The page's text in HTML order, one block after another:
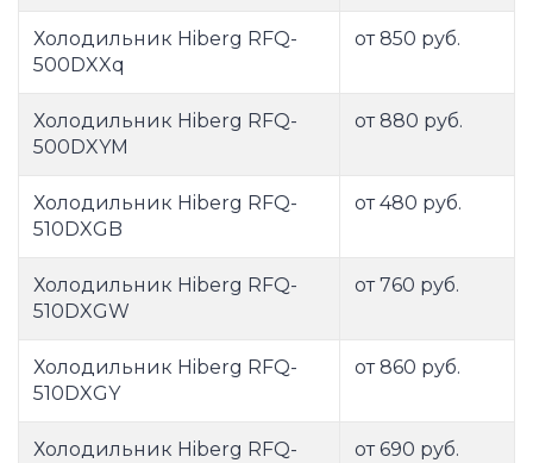
Холодильник Hiberg RFQ-
500DXXq
от 850 руб.
Холодильник Hiberg RFQ-
500DXYM
от 880 руб.
Холодильник Hiberg RFQ-
510DXGB
от 480 руб.
Холодильник Hiberg RFQ-
510DXGW
от 760 руб.
Холодильник Hiberg RFQ-
510DXGY
от 860 руб.
Холодильник Hiberg RFQ-
от 690 руб.